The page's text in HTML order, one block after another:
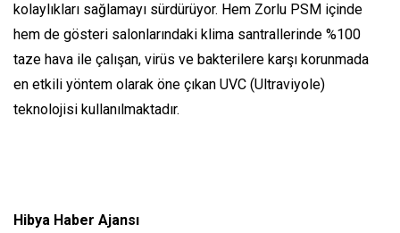
kolaylıkları sağlamayı sürdürüyor. Hem Zorlu PSM içinde
hem de gösteri salonlarındaki klima santrallerinde %100
taze hava ile çalışan, virüs ve bakterilere karşı korunmada
en etkili yöntem olarak öne çıkan UVC (Ultraviyole)
teknolojisi kullanılmaktadır.
Hibya Haber Ajansı